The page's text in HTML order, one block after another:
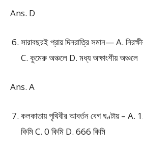
Ans. D
সারাবছরই প্রায় দিনরাত্রি সমান— A.
C. কুমেরু অঞ্চলে D. মধ্য অক্ষাংশীয় অঞ্চলে
Ans. A
কলকাতায় পৃথিবীর আবর্তন বেগ ঘণ্টায় –
কিমি C. 0 কিমি D. 666 কিমি